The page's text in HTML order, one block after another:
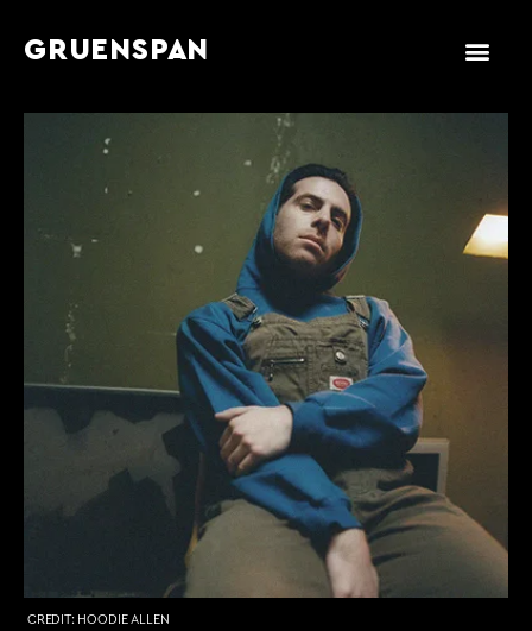
GRUENSPAN
CREDIT: HOODIE ALLEN